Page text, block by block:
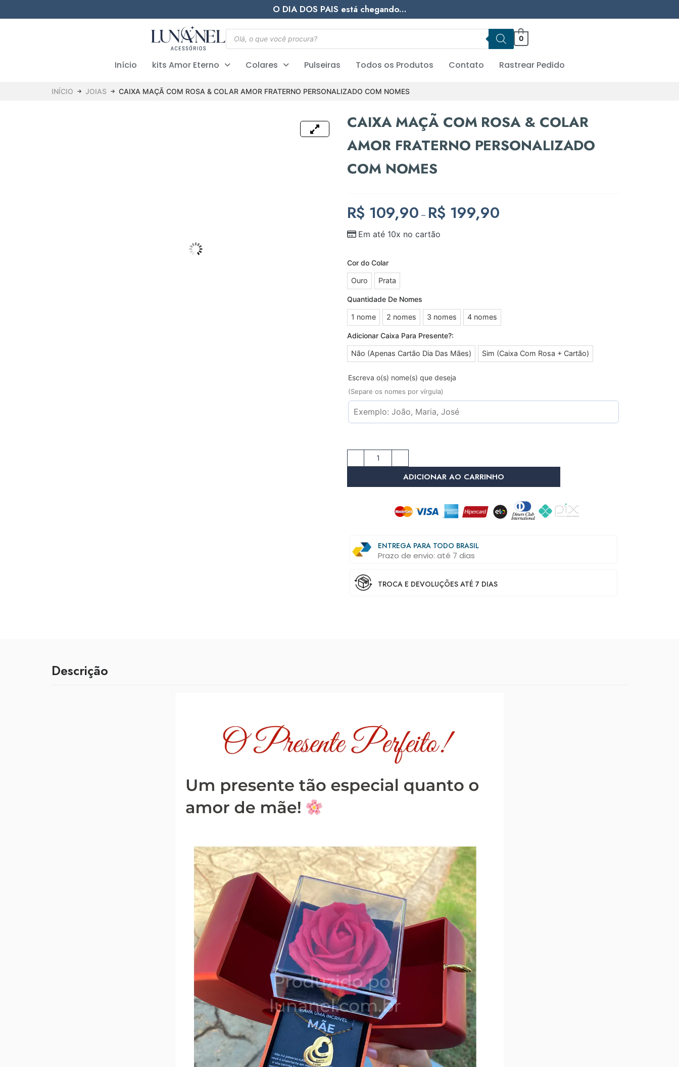
O DIA DOS PAIS está chegando...
0
Início kits Amor Eterno Colares Pulseiras Todos os Produtos Contato Rastrear Pedido
INÍCIO JOIAS CAIXA MAÇÃ COM ROSA & COLAR AMOR FRATERNO PERSONALIZADO COM NOMES
CAIXA MAÇÃ COM ROSA & COLAR
AMOR FRATERNO PERSONALIZADO
COM NOMES
R$ 109,90 – R$ 199,90
Em até 10x no cartão
Cor do Colar
Ouro Prata
Quantidade De Nomes
1 nome 2 nomes 3 nomes 4 nomes
Adicionar Caixa Para Presente?:
Não (Apenas Cartão Dia Das Mães) Sim (Caixa Com Rosa + Cartão)
Escreva o(s) nome(s) que deseja
(Separe os nomes por vírgula)
ADICIONAR AO CARRINHO
ENTREGA PARA TODO BRASIL
Prazo de envio: até 7 dias
TROCA E DEVOLUÇÕES ATÉ 7 DIAS
Descrição